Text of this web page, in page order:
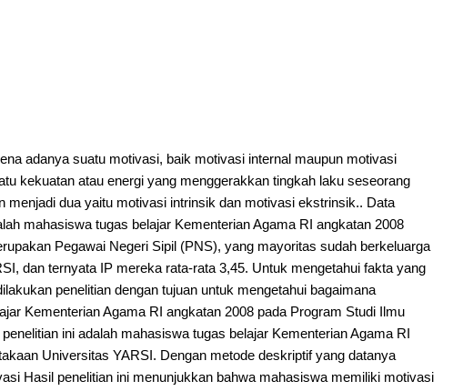
adanya suatu motivasi, baik motivasi internal maupun motivasi
kekuatan atau energi yang menggerakkan tingkah laku seseorang
menjadi dua yaitu motivasi intrinsik dan motivasi ekstrinsik.. Data
mahasiswa tugas belajar Kementerian Agama RI angkatan 2008
Pegawai Negeri Sipil (PNS), yang mayoritas sudah berkeluarga
dan ternyata IP mereka rata-rata 3,45. Untuk mengetahui fakta yang
penelitian dengan tujuan untuk mengetahui bagaimana
Kementerian Agama RI angkatan 2008 pada Program Studi Ilmu
ini adalah mahasiswa tugas belajar Kementerian Agama RI
Universitas YARSI. Dengan metode deskriptif yang datanya
Hasil penelitian ini menunjukkan bahwa mahasiswa memiliki motivasi